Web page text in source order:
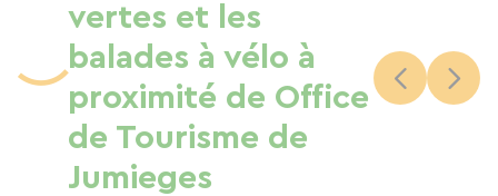
vertes et les
balades à vélo à
proximité de Office
de Tourisme de
Jumieges